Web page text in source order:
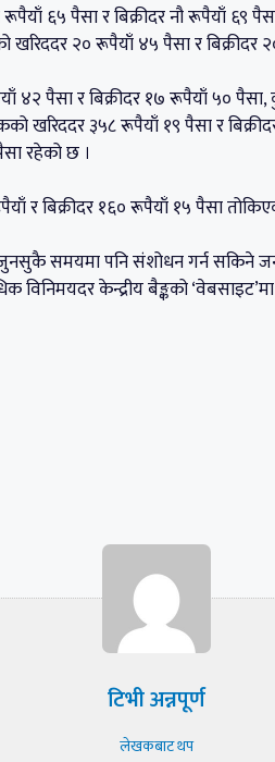
६५ पैसा र बिक्रीदर नौ रूपैयाँ ६९
खरिददर २० रूपैयाँ ४५ पैसा र
४२ पैसा र बिक्रीदर १७ रूपैयाँ ५०
खरिददर ३५८ रूपैयाँ १९ पैसा र
रहेको छ ।
र बिक्रीदर १६० रूपैयाँ १५ पैसा
जुनसुकै समयमा पनि संशोधन गर्न सकिने
केन्द्रीय बैङ्कको
टिभी अन्नपूर्ण
लेखकबाट थप